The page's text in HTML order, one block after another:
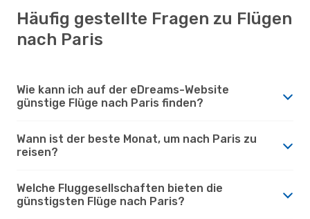
Häufig gestellte Fragen zu Flügen
nach Paris
Wie kann ich auf der eDreams-Website
günstige Flüge nach Paris finden?
Wann ist der beste Monat, um nach Paris zu
reisen?
Welche Fluggesellschaften bieten die
günstigsten Flüge nach Paris?